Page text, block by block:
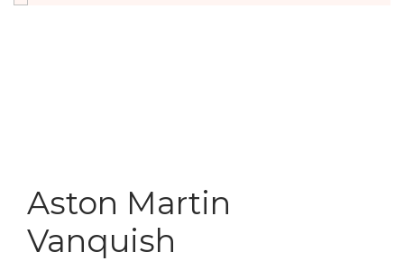
Aston Martin
Vanquish